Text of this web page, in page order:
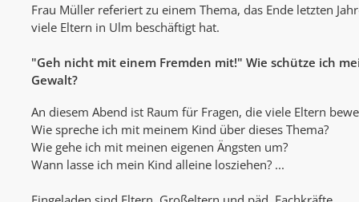
Frau Müller referiert zu einem Thema, das Ende letzten
viele Eltern in Ulm beschäftigt hat.
"Geh nicht mit einem Fremden mit!" Wie schütze ich
Gewalt?
An diesem Abend ist Raum für Fragen, die viele Eltern
Wie spreche ich mit meinem Kind über dieses Thema?
Wie gehe ich mit meinen eigenen Ängsten um?
Wann lasse ich mein Kind alleine losziehen? ...